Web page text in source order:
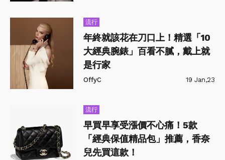
流行
年終就該花在刀口上！精選「10
大經典腕錶」百看不膩，戴上就
是行家
OffyC 19 Jan,23
流行
早買早享受漲價不心痛！5款
「經典保值精品包」推薦，香奈
兒先買這款！